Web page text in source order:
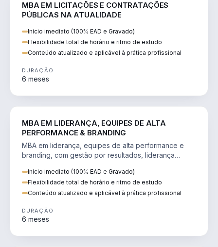
MBA EM LICITAÇÕES E CONTRATAÇÕES
PÚBLICAS NA ATUALIDADE
Inicio imediato (100% EAD e Gravado)
Flexibilidade total de horário e ritmo de estudo
Conteúdo atualizado e aplicável à prática profissional
DURAÇÃO
6 meses
MBA EM LIDERANÇA, EQUIPES DE ALTA
PERFORMANCE & BRANDING
MBA em liderança, equipes de alta performance e
branding, com gestão por resultados, liderança
Inicio imediato (100% EAD e Gravado)
Flexibilidade total de horário e ritmo de estudo
Conteúdo atualizado e aplicável à prática profissional
DURAÇÃO
6 meses